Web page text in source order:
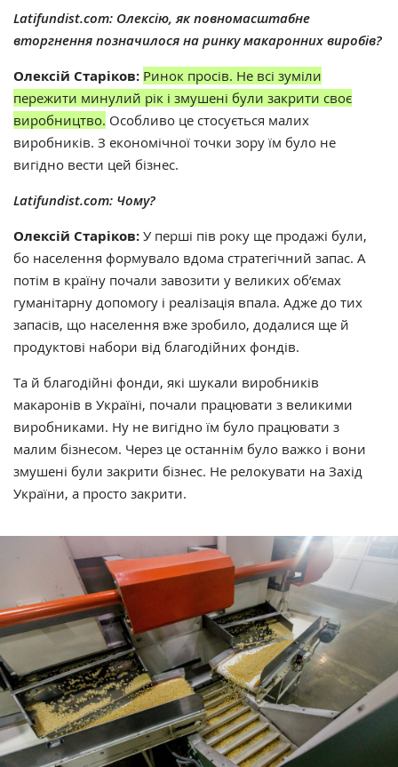
Latifundist.com: Олексію, як повномасштабне
вторгнення позначилося на ринку макаронних виробів?
Олексій Старіков: Ринок просів. Не всі зуміли
пережити минулий рік і змушені були закрити своє
виробництво. Особливо це стосується малих
виробників. З економічної точки зору їм було не
вигідно вести цей бізнес.
Latifundist.com: Чому?
Олексій Старіков: У перші пів року ще продажі були,
бо населення формувало вдома стратегічний запас. А
потім в країну почали завозити у великих об’ємах
гуманітарну допомогу і реалізація впала. Адже до тих
запасів, що населення вже зробило, додалися ще й
продуктові набори від благодійних фондів.
Та й благодійні фонди, які шукали виробників
макаронів в Україні, почали працювати з великими
виробниками. Ну не вигідно їм було працювати з
малим бізнесом. Через це останнім було важко і вони
змушені були закрити бізнес. Не релокувати на Захід
України, а просто закрити.